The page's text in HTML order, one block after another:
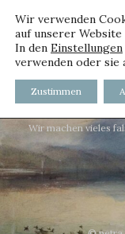
voller
Wir machen vieles
Wir verwenden
auf unserer Website
In den Einstellungen
verwenden oder sie
Zustimmen